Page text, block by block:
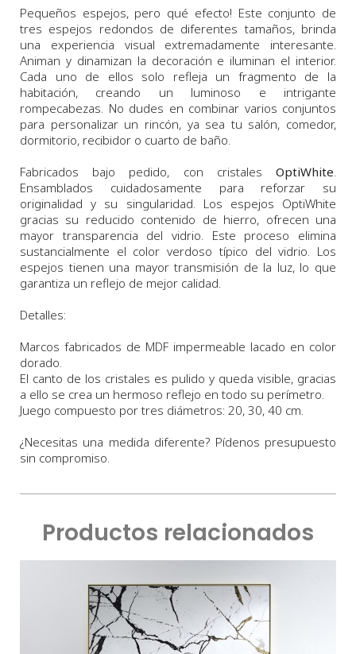
Pequeños espejos, pero qué efecto! Este conjunto de
tres espejos redondos de diferentes tamaños, brinda
una experiencia visual extremadamente interesante.
Animan y dinamizan la decoración e iluminan el interior.
Cada uno de ellos solo refleja un fragmento de la
habitación, creando un luminoso e intrigante
rompecabezas. No dudes en combinar varios conjuntos
para personalizar un rincón, ya sea tu salón, comedor,
dormitorio, recibidor o cuarto de baño.
Fabricados bajo pedido, con cristales OptiWhite.
Ensamblados cuidadosamente para reforzar su
originalidad y su singularidad. Los espejos OptiWhite
gracias su reducido contenido de hierro, ofrecen una
mayor transparencia del vidrio. Este proceso
elimina
sustancialmente el color verdoso típico del vidrio. Los
espejos tienen una mayor transmisión de la luz,lo que
garantiza un reflejo de mejor calidad.
Detalles:
Marcos fabricados de MDF impermeable lacado en color
dorado.
El canto de los cristales es pulido y queda visible, gracias
a ello se crea un hermoso reflejo en todo su perímetro.
Juego compuesto por tres diámetros: 20, 30, 40 cm.
¿Necesitas una medida diferente? Pídenos presupuesto
sin compromiso.
Productos relacionados